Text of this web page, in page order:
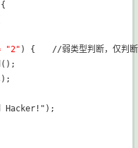
"2" ) {　　//弱类型判断，仅判
Hacker!");